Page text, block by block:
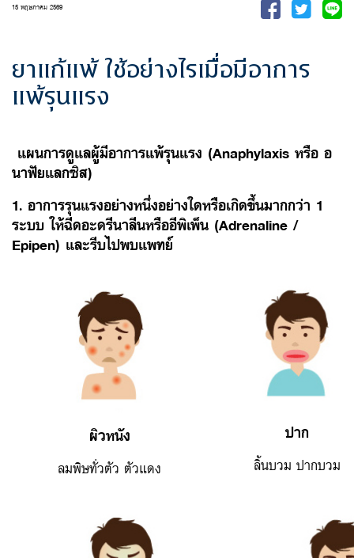
15 พฤษภาคม 2569
ยาแก้แพ้ ใช้อย่างไรเมื่อมีอาการ
แพ้รุนแรง
แผนการดูแลผู้มีอาการแพ้รุนแรง (Anaphylaxis หรือ อ
นาฟัยแลกซิส)
1. อาการรุนแรงอย่างหนึ่งอย่างใดหรือเกิดขึ้นมากกว่า 1
ระบบ ให้ฉีดอะดรีนาลีนหรืออีพิเพ็น (Adrenaline /
Epipen) และรีบไปพบแพทย์
ผิวหนัง
ลมพิษทั่วตัว ตัวแดง
ปาก
ลิ้นบวม ปากบวม